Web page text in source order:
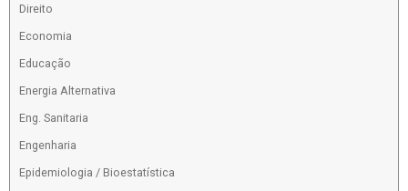
Direito
Economia
Educação
Energia Alternativa
Eng. Sanitaria
Engenharia
Epidemiologia / Bioestatística